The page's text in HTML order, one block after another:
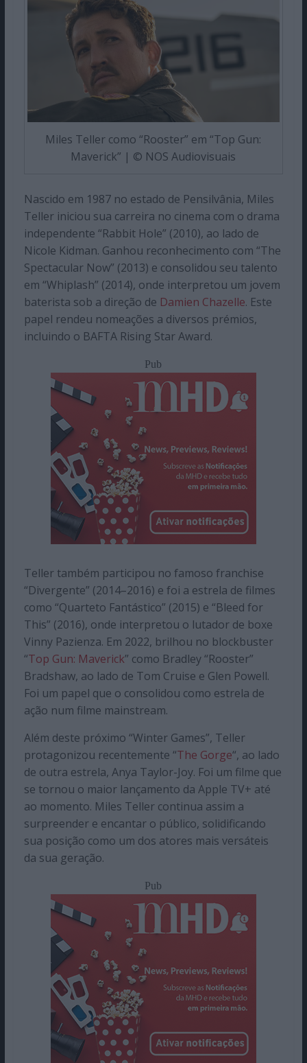
Miles Teller como “Rooster” em “Top Gun:
Maverick” | © NOS Audiovisuais
Nascido em 1987 no estado de Pensilvânia, Miles
Teller iniciou sua carreira no cinema com o drama
independente “Rabbit Hole” (2010), ao lado de
Nicole Kidman. Ganhou reconhecimento com “The
Spectacular Now” (2013) e consolidou seu talento
em “Whiplash” (2014), onde interpretou um jovem
baterista sob a direção de Damien Chazelle. Este
papel rendeu nomeações a diversos prémios,
incluindo o BAFTA Rising Star Award.​
Pub
Teller também participou no famoso franchise
“Divergente” (2014–2016) e foi a estrela de filmes
como “Quarteto Fantástico” (2015) e “Bleed for
This” (2016), onde interpretou o lutador de boxe
Vinny Pazienza. Em 2022, brilhou no blockbuster
“Top Gun: Maverick” como Bradley “Rooster”
Bradshaw, ao lado de Tom Cruise e Glen Powell.
Foi um papel que o consolidou como estrela de
ação num filme mainstream.
Além deste próximo “Winter Games”, Teller
protagonizou recentemente “The Gorge“, ao lado
de outra estrela, Anya Taylor-Joy. Foi um filme que
se tornou o maior lançamento da Apple TV+ até
ao momento. Miles Teller continua assim a
surpreender e encantar o público, solidificando
sua posição como um dos atores mais versáteis
da sua geração.​
Pub